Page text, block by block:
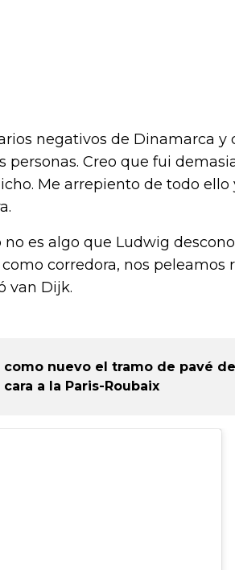
negativos de Dinamarca y
Creo que fui
Me arrepiento de todo
es algo que Ludwig
corredora, nos peleamos
van Dijk.
como nuevo el tramo de pavé
a la Paris-Roubaix